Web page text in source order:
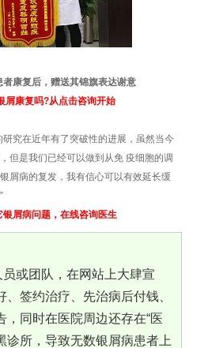
康复后，赠送其锦旗表达谢意
屑康复吗?从点击咨询开始
究在近年有了突破性的进展，虽然当今
但是我们已经可以做到从免 疫细胞的调
屑病的复发，我有信心可以有效延长缓
银屑病问题，在线咨询医生
或团队，在网站上大肆宣
、签约治疗、先治病后付钱、
，同时在医院周边还存在“医
诊所，导致无数银屑病患者上